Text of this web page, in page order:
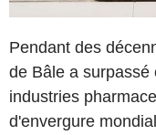
Pendant des
de Bâle a surpassé
industries
d'envergure